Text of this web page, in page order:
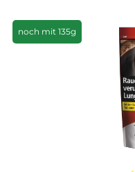
noch mit 135g